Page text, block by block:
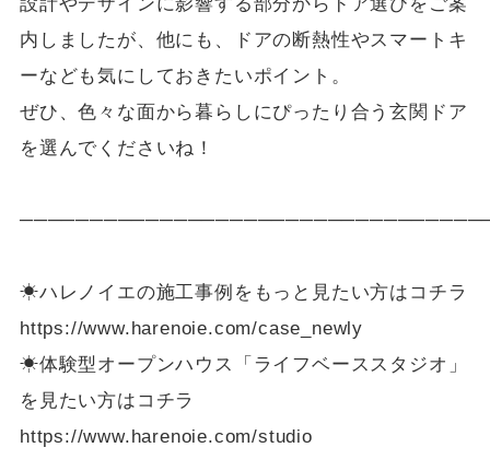
内しましたが、他にも、ドアの断熱性やスマートキ
ーなども気にしておきたいポイント。
ぜひ、色々な面から暮らしにぴったり合う玄関ドア
を選んでくださいね！
☀ハレノイエの施工事例をもっと見たい方はコチラ
https://www.harenoie.com/case_newly
☀体験型オープンハウス「ライフベーススタジオ」
を見たい方はコチラ
https://www.harenoie.com/studio